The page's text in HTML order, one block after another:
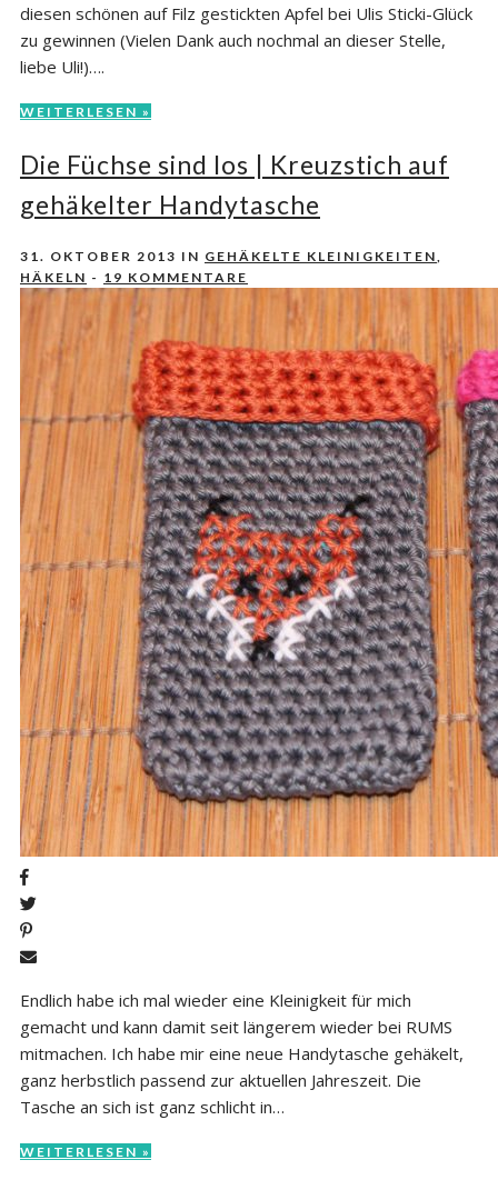
diesen schönen auf Filz gestickten Apfel bei Ulis Sticki-Glück
zu gewinnen (Vielen Dank auch nochmal an dieser Stelle,
liebe Uli!)….
WEITERLESEN »
Die Füchse sind los | Kreuzstich auf
gehäkelter Handytasche
31. OKTOBER 2013 IN GEHÄKELTE KLEINIGKEITEN
HÄKELN - 19 KOMMENTARE
Endlich habe ich mal wieder eine Kleinigkeit für mich
gemacht und kann damit seit längerem wieder bei RUMS
mitmachen. Ich habe mir eine neue Handytasche gehäkelt,
ganz herbstlich passend zur aktuellen Jahreszeit. Die
Tasche an sich ist ganz schlicht in…
WEITERLESEN »